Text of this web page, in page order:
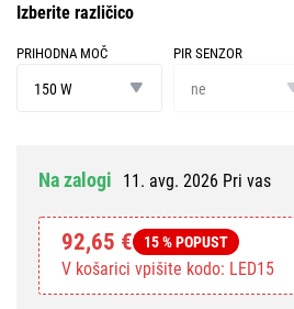
Izberite različico
PRIHODNA MOČ
moč150 W
PIR SENZOR
senzor
ne
Na zalogi 11. avg. 2026 Pri vas
92,65 € 15 % POPUST
V košarici vpišite kodo: LED15